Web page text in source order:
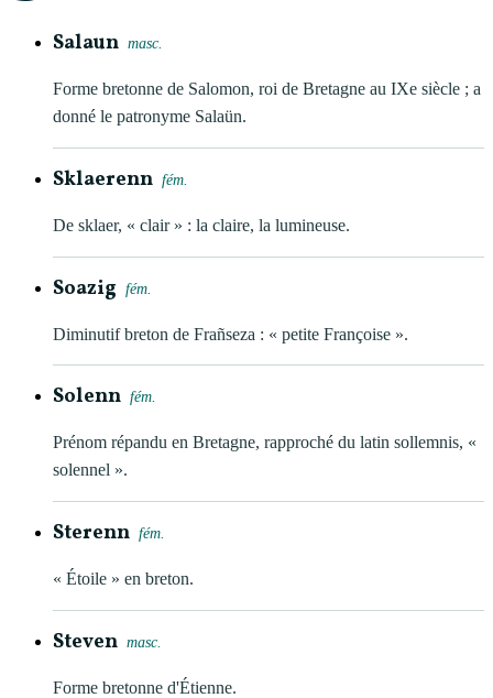
Salaun masc.
Forme bretonne de Salomon, roi de Bretagne au IXe siècle ; a
donné le patronyme Salaün.
Sklaerenn fém.
De sklaer, « clair » : la claire, la lumineuse.
Soazig fém.
Diminutif breton de Frañseza : « petite Françoise ».
Solenn fém.
Prénom répandu en Bretagne, rapproché du latin sollemnis, «
solennel ».
Sterenn fém.
« Étoile » en breton.
Steven masc.
Forme bretonne d'Étienne.